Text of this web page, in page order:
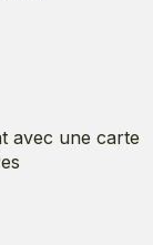
avec une carte